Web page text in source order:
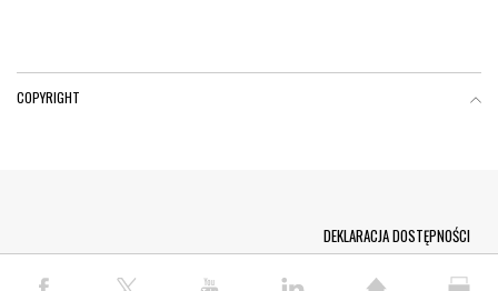
COPYRIGHT
© COPYRIGHT PAP 2026
DEKLARACJA DOSTĘPNOŚCI